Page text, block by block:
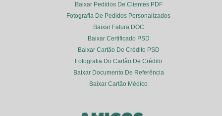
Baixar Pedidos De Clientes PDF
Fotografia De Pedidos Personalizados
Baixar Fatura DOC
Baixar Certificado PSD
Baixar Cartão De Crédito PSD
Fotografia Do Cartão De Crédito
Baixar Documento De Referência
Baixar Cartão Médico